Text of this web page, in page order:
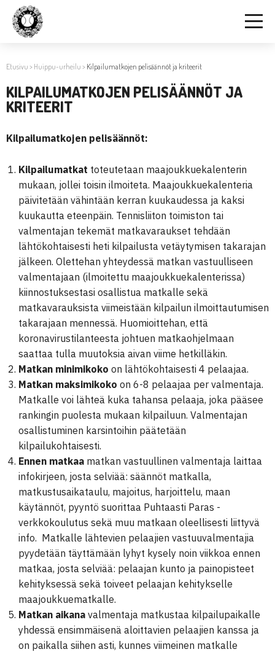
Etusivu > Huippu-urheilu > Kilpailumatkojen pelisäännöt ja kriteerit
KILPAILUMATKOJEN PELISÄÄNNÖT JA
KRITEERIT
Kilpailumatkojen pelisäännöt:
Kilpailumatkat toteutetaan maajoukkuekalenterin
mukaan, jollei toisin ilmoiteta. Maajoukkuekalenteria
päivitetään vähintään kerran kuukaudessa ja kaksi
kuukautta eteenpäin. Tennisliiton toimiston tai
valmentajan tekemät matkavaraukset tehdään
lähtökohtaisesti heti kilpailusta vetäytymisen takarajan
jälkeen. Olettehan yhteydessä matkan vastuulliseen
valmentajaan (ilmoitettu maajoukkuekalenterissa)
kiinnostuksestasi osallistua matkalle sekä
matkavarauksista viimeistään kilpailun ilmoittautumisen
takarajaan mennessä. Huomioittehan, että
koronavirustilanteesta johtuen matkaohjelmaan
saattaa tulla muutoksia aivan viime hetkilläkin.
Matkan minimikoko on lähtökohtaisesti 4 pelaajaa.
Matkan maksimikoko on 6-8 pelaajaa per valmentaja.
Matkalle voi lähteä kuka tahansa pelaaja, joka pääsee
rankingin puolesta mukaan kilpailuun. Valmentajan
osallistuminen karsintoihin päätetään
kilpailukohtaisesti.
Ennen matkaa matkan vastuullinen valmentaja laittaa
infokirjeen, josta selviää: säännöt matkalla,
matkustusaikataulu, majoitus, harjoittelu, maan
käytännöt, pyyntö suorittaa Puhtaasti Paras -
verkkokoulutus sekä muu matkaan oleellisesti liittyvä
info. Matkalle lähtevien pelaajien vastuuvalmentajia
pyydetään täyttämään lyhyt kysely noin viikkoa ennen
matkaa, josta selviää: pelaajan kunto ja painopisteet
kehityksessä sekä toiveet pelaajan kehitykselle
maajoukkuematkalle.
Matkan aikana valmentaja matkustaa kilpailupaikalle
yhdessä ensimmäisenä aloittavien pelaajien kanssa ja
on paikalla siihen asti, kunnes viimeinen matkalle